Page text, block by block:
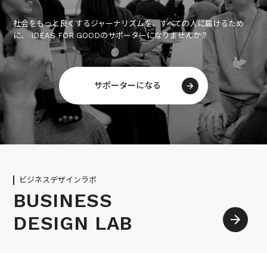
社会をもっと良くするジャーナリズムを、すべての人に届けるため
に、 IDEAS FOR GOODのサポーターになりませんか？
サポーターになる
ビジネスデザインラボ
BUSINESS
DESIGN LAB